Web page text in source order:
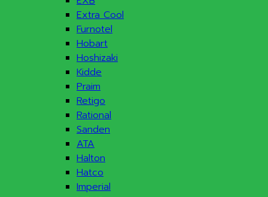
Extra Cool
Furnotel
Hobart
Hoshizaki
Kidde
Praim
Retigo
Rational
Sanden
ATA
Halton
Hatco
Imperial